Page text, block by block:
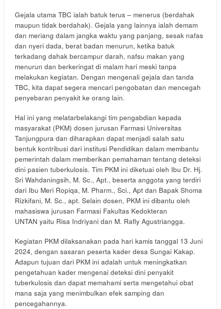
Gejala utama TBC ialah batuk terus – menerus (berdahak
maupun tidak berdahak). Gejala yang lainnya ialah demam
dan meriang dalam jangka waktu yang panjang, sesak nafas
dan nyeri dada, berat badan menurun, ketika batuk
terkadang dahak bercampur darah, nafsu makan yang
menurun dan berkeringat di malam hari meski tanpa
melakukan kegiatan. Dengan mengenali gejala dan tanda
TBC, kita dapat segera mencari pengobatan dan mencegah
penyebaran penyakit ke orang lain.
Hal ini yang melatarbelakangi tim pengabdian kepada
masyarakat (PKM) dosen jurusan Farmasi Universitas
Tanjungpura dan diharapkan dapat menjadi salah satu
bentuk kontribusi dari institusi Pendidikan dalam membantu
pemerintah dalam memberikan pemahaman tentang deteksi
dini pasien tuberkulosis. Tim PKM ini diketuai oleh Ibu Dr. Hj.
Sri Wahdaningsih, M. Sc., Apt., beserta anggota yang terdiri
dari Ibu Meri Ropiqa, M. Pharm., Sci., Apt dan Bapak Shoma
Rizkifani, M. Sc., apt. Selain dosen, PKM ini dibantu oleh
mahasiswa jurusan Farmasi Fakultas Kedokteran
UNTAN yaitu Risa Indriyani dan M. Rafly Agustriangga.
Kegiatan PKM dilaksanakan pada hari kamis tanggal 13 Juni
2024, dengan sasaran peserta kader desa Sungai Kakap.
Adapun tujuan dari PKM ini adalah untuk meningkatkan
pengetahuan kader mengenai deteksi dini penyakit
tuberkulosis dan dapat memahami serta mengetahui obat
mana saja yang menimbulkan efek samping dan
pencegahannya.